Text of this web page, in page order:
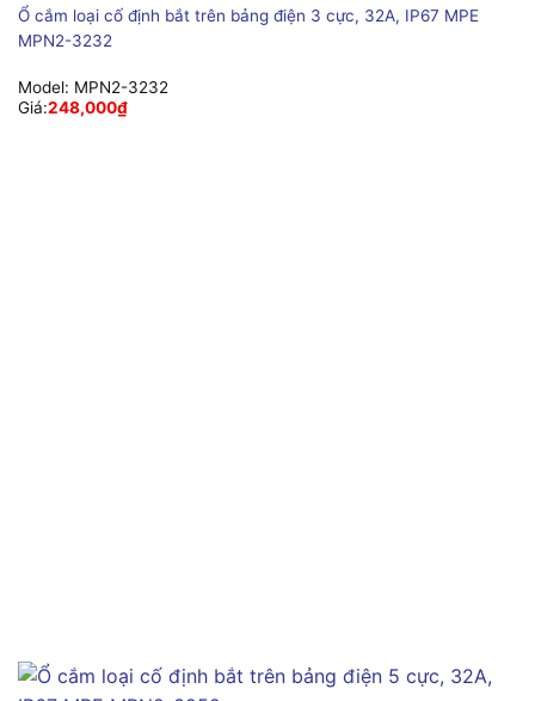
Ổ cắm loại cố định bắt trên bảng điện 3 cực, 32A, IP67 MPE
MPN2-3232
Model: MPN2-3232
Giá:248,000₫